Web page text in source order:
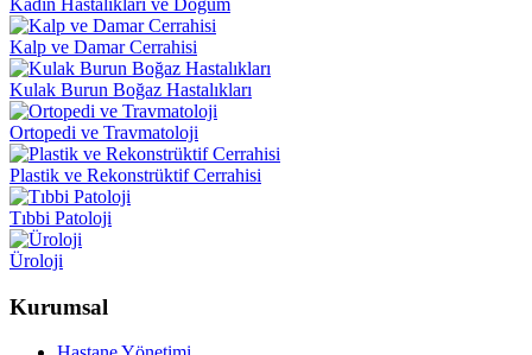
Kalp ve Damar Cerrahisi
Kulak Burun Boğaz Hastalıkları
Ortopedi ve Travmatoloji
Plastik ve Rekonstrüktif Cerrahisi
Tıbbi Patoloji
Üroloji
Kurumsal